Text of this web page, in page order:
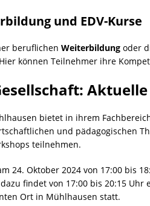
und EDV-Kurse
beruflichen Weiterbildung oder
können Teilnehmer ihre
bietet in ihrem
und pädagogischen
teilnehmen.
24. Oktober 2024 von 17:00 bis
findet von 17:00 bis 20:15
Ort in Mühlhausen statt.